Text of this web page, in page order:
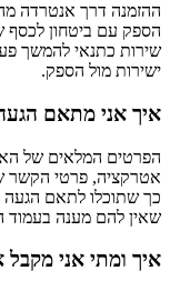
ההזמנה דרך אנטרדה
הספק עם ביטחון לכסף
שירות כתנאי להמשך
ישירות מול הספק.
איך אני מתאם
הפרטים המלאים של
אטרקציה, פרטי הקשר
כך שתוכלו לתאם
שאין להם מענה בעמוד
איך ומתי אני